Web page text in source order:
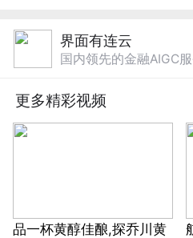
界面有连云
国内领先的金融AIGC
更多精彩视频
品一杯黄醇佳酿,探乔川黄